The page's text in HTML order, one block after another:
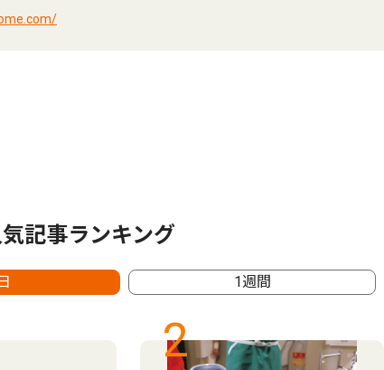
記事ランキング
1週間
2